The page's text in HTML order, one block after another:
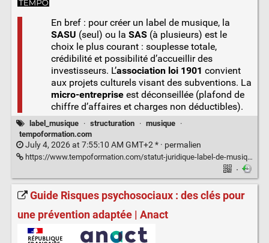
En bref : pour créer un label de musique, la
SASU (seul) ou la SAS(à plusieurs) est le
choix le plus courant : souplesse totale,
crédibilité et possibilité d’accueillir des
investisseurs. L’association loi 1901 convient
aux projets culturels visant des subventions. La
micro-entrepriseest déconseillée (plafond de
chiffre d’affaires et charges non déductibles).
label_musique · structuration · musique ·
tempoformation.com
July 4, 2026 at 7:55:10 AM GMT+2 * · permalien
https://www.tempoformation.com/statut-juridique-label-de-musique/
·
Guide Risques psychosociaux : des clés pour
une prévention adaptée | Anact